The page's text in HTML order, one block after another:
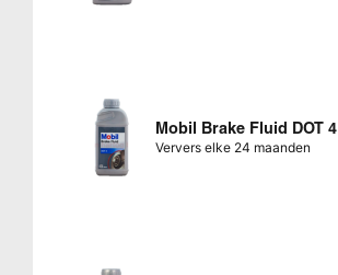
Mobil Brake Fluid DOT 4
Ververs elke 24 maanden